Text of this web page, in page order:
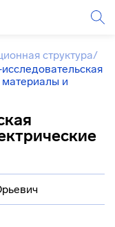
структура/
материалы и